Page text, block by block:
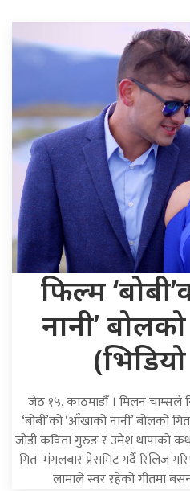
फिल्म
नानी’
जेठ १५, काठमाडौँ । मिलन चाम्सले
‘बोबी’को ‘आँखाको नानी’ बोलको
जोडी कविता गुरुङ र उमेश थापाको
गित मंगलबार प्रेसमिट गर्दै रिलिज
लामाले स्वर रहेको गीतमा